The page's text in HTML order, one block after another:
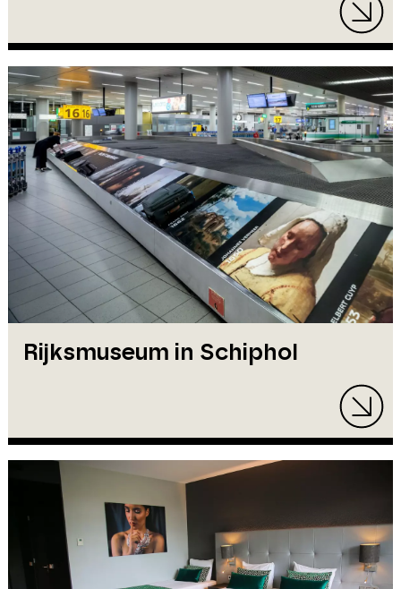
Rijksmuseum in Schiphol